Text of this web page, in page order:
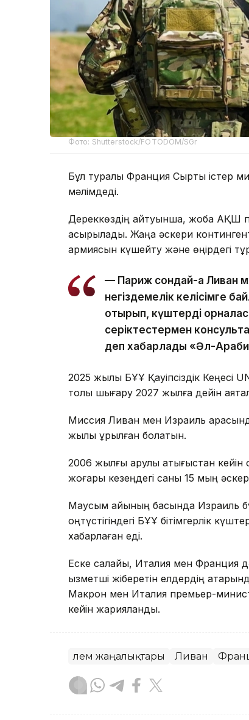
Фото: Shutterstock/FOTODOM/SGr
Бұл туралы Франция Сыртқы істер
мәлімдеді.
Дереккөздің айтуынша, жоба АҚШ
асырылады. Жаңа әскери контингент
армиясын күшейту және өңірдегі
— Париж сондай-ақ Ливан
негіздемелік келісімге
отырып, күштерді
серіктестермен
деп хабарлады «Әл-
2025 жылы БҰҰ Қауіпсіздік Кеңесі
толық шығару 2027 жылға дейін
Миссия Ливан мен Израиль
жылы құрылған болатын.
2006 жылғы қарулы қақтығыстан
жоғары кезеңдегі саны 15 мың
Маусым айының басында Израиль
оңтүстігіндегі БҰҰ бітімгерлік
хабарлаған еді.
Еске салайық, Италия мен Франция
қызметші жіберетін елдердің
Макрон мен Италия премьер-
кейін жарияланды.
Әлем жаңалықтары Ливан